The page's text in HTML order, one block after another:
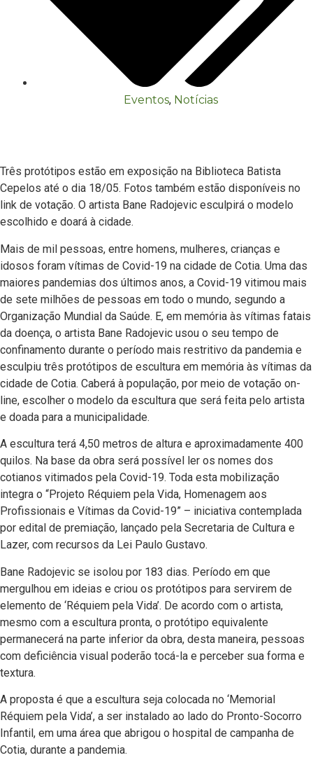
Eventos, Notícias
Três protótipos estão em exposição na Biblioteca Batista
Cepelos até o dia 18/05. Fotos também estão disponíveis no
link de votação. O artista Bane Radojevic esculpirá o modelo
escolhido e doará à cidade.
Mais de mil pessoas, entre homens, mulheres, crianças e
idosos foram vítimas de Covid-19 na cidade de Cotia. Uma das
maiores pandemias dos últimos anos, a Covid-19 vitimou mais
de sete milhões de pessoas em todo o mundo, segundo a
Organização Mundial da Saúde. E, em memória às vítimas fatais
da doença, o artista Bane Radojevic usou o seu tempo de
confinamento durante o período mais restritivo da pandemia e
esculpiu três protótipos de escultura em memória às vítimas da
cidade de Cotia. Caberá à população, por meio de votação on-
line, escolher o modelo da escultura que será feita pelo artista
e doada para a municipalidade.
A escultura terá 4,50 metros de altura e aproximadamente 400
quilos. Na base da obra será possível ler os nomes dos
cotianos vitimados pela Covid-19. Toda esta mobilização
integra o “Projeto Réquiem pela Vida, Homenagem aos
Profissionais e Vítimas da Covid-19” – iniciativa contemplada
por edital de premiação, lançado pela Secretaria de Cultura e
Lazer, com recursos da Lei Paulo Gustavo.
Bane Radojevic se isolou por 183 dias. Período em que
mergulhou em ideias e criou os protótipos para servirem de
elemento de ‘Réquiem pela Vida’. De acordo com o artista,
mesmo com a escultura pronta, o protótipo equivalente
permanecerá na parte inferior da obra, desta maneira, pessoas
com deficiência visual poderão tocá-la e perceber sua forma e
textura.
A proposta é que a escultura seja colocada no ‘Memorial
Réquiem pela Vida’, a ser instalado ao lado do Pronto-Socorro
Infantil, em uma área que abrigou o hospital de campanha de
Cotia, durante a pandemia.